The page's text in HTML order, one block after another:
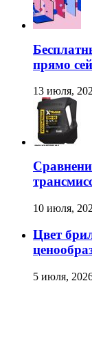
прямо
13 июля,
10 июля,
Цвет
5 июля,